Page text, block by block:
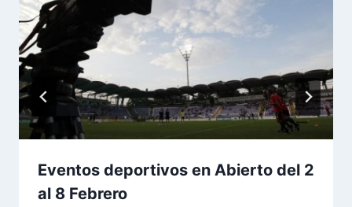
Eventos deportivos en Abierto del 2
al 8 Febrero